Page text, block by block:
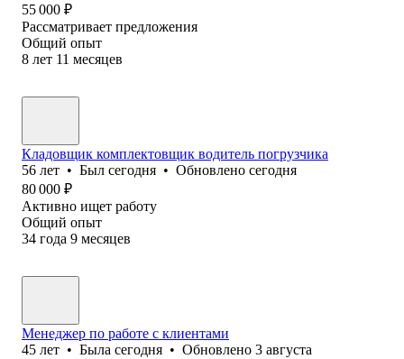
55 000 ₽
Рассматривает предложения
Общий опыт
8 лет 11 месяцев
Кладовщик комплектовщик водитель погрузчика
56 лет • Был сегодня • Обновлено сегодня
80 000 ₽
Активно ищет работу
Общий опыт
34 года 9 месяцев
Менеджер по работе с клиентами
45 лет • Была сегодня • Обновлено 3 августа